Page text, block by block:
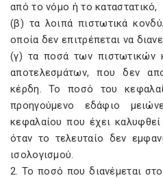
από το νόμο ή το καταστατικό,
(β) τα λοιπά πιστωτικά
οποία δεν επιτρέπεται να
(γ) τα ποσά των πιστωτικών
αποτελεσμάτων, που δεν
κέρδη. Το ποσό του
προηγούμενο εδάφιο
κεφαλαίου που έχει
όταν το τελευταίο δεν
ισολογισμού.
2. Το ποσό που διανέμεται